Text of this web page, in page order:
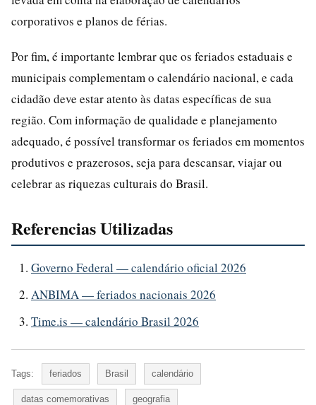
corporativos e planos de férias.
Por fim, é importante lembrar que os feriados estaduais e
municipais complementam o calendário nacional, e cada
cidadão deve estar atento às datas específicas de sua
região. Com informação de qualidade e planejamento
adequado, é possível transformar os feriados em momentos
produtivos e prazerosos, seja para descansar, viajar ou
celebrar as riquezas culturais do Brasil.
Referencias Utilizadas
Governo Federal — calendário oficial 2026
ANBIMA — feriados nacionais 2026
Time.is — calendário Brasil 2026
Tags: feriados Brasil calendário
datas comemorativas geografia